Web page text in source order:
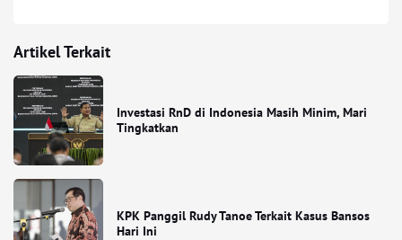
Artikel Terkait
Investasi RnD di Indonesia Masih Minim, Mari
Tingkatkan
KPK Panggil Rudy Tanoe Terkait Kasus Bansos
Hari Ini